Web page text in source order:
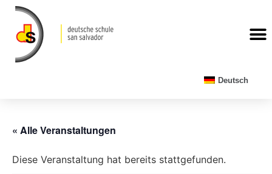
Deutsch
« Alle Veranstaltungen
Diese Veranstaltung hat bereits stattgefunden.